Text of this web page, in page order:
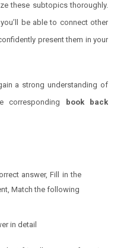
these subtopics thoroughly.
be able to connect other
present them in your
a strong understanding of
corresponding
book back
answer, Fill in the
Match the following
in detail